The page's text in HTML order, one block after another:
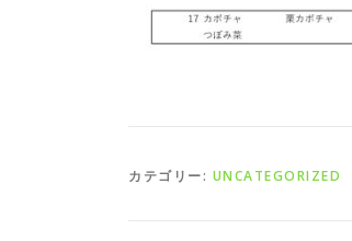
カテゴリー: UNCATEGORIZED